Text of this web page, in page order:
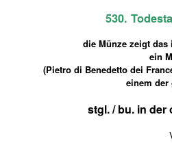
530.
die Münze zeigt
ein
(Pietro di Benedetto dei
einem der
stgl. / bu. in